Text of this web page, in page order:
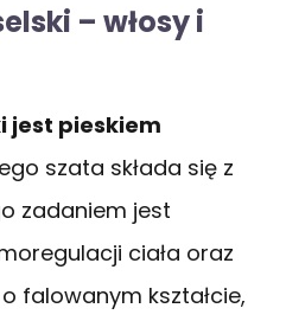
– włosy i
jest pieskiem
szata składa się z
zadaniem jest
ciała oraz
falowanym kształcie,